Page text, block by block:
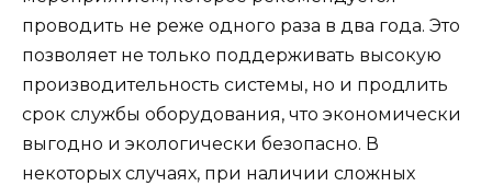
проводить не реже одного раза в два года. Это
позволяет не только поддерживать высокую
производительность системы, но и продлить
срок службы оборудования, что экономически
выгодно и экологически безопасно. В
некоторых случаях, при наличии сложных